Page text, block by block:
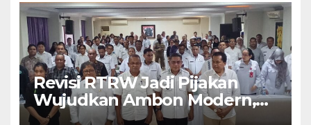
Revisi RTRW Jadi Pijakan
Wujudkan Ambon Modern,
Nyaman dan Berkelanjutan,